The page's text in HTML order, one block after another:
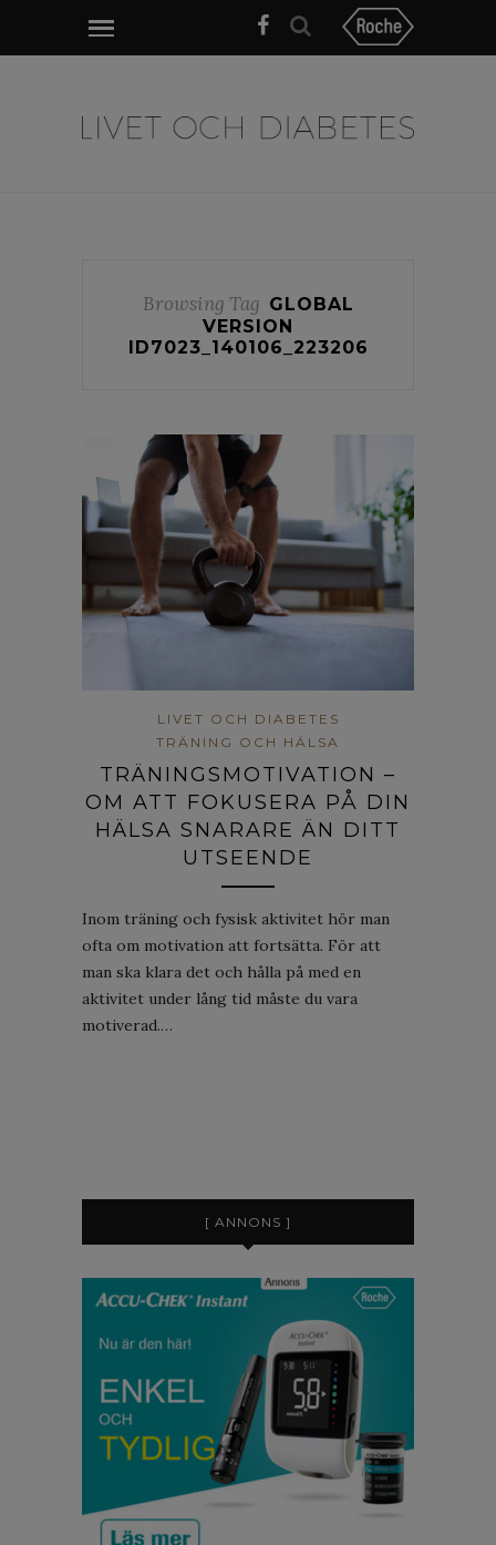
Browsing Tag GLOBAL
VERSION
ID7023_140106_223206
LIVET OCH DIABETES
TRÄNING OCH HÄLSA
TRÄNINGSMOTIVATION –
OM ATT FOKUSERA PÅ DIN
HÄLSA SNARARE ÄN DITT
UTSEENDE
Inom träning och fysisk aktivitet hör man
ofta om motivation att fortsätta. För att
man ska klara det och hålla på med en
aktivitet under lång tid måste du vara
motiverad.…
[ ANNONS ]